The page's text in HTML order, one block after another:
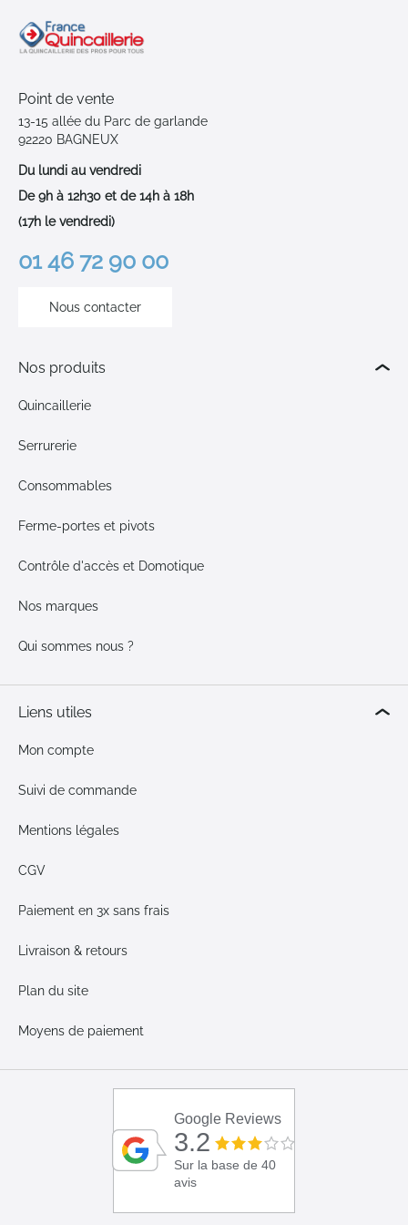
Point de vente
13-15 allée du Parc de garlande
92220 BAGNEUX
Du lundi au vendredi
De 9h à 12h30 et de 14h à 18h
(17h le vendredi)
01 46 72 90 00
Nous contacter
Nos produits
Quincaillerie
Serrurerie
Consommables
Ferme-portes et pivots
Contrôle d'accès et Domotique
Nos marques
Qui sommes nous ?
Liens utiles
Mon compte
Suivi de commande
Mentions légales
CGV
Paiement en 3x sans frais
Livraison & retours
Plan du site
Moyens de paiement
Google Reviews
3.2
Sur la base de 40
avis